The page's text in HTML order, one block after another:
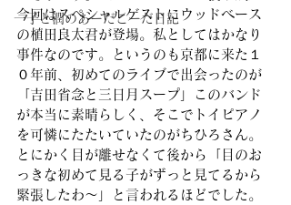
一子と潤のあーだこーだ日記
今回はスペシャルゲストにウッドベース
の植田良太君が登場。私としてはかなり
事件なのです。というのも京都に来た１
０年前、初めてのライブで出会ったのが
「吉田省念と三日月スープ」このバンド
が本当に素晴らしく、そこでトイピアノ
を可憐にたたいていたのがちひろさん。
とにかく目が離せなくて後から「目のお
っきな初めて見る子がずっと見てるから
緊張したわ〜」と言われるほどでした。